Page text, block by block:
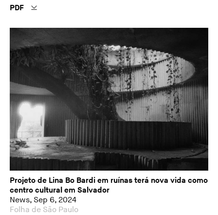
PDF
Projeto de Lina Bo Bardi em ruínas terá nova vida como
centro cultural em Salvador
News, Sep 6, 2024
Folha de São Paulo